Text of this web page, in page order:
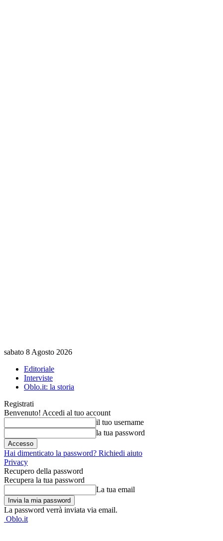
sabato 8 Agosto 2026
Editoriale
Interviste
Oblo.it: la storia
Registrati
Benvenuto! Accedi al tuo account
il tuo username
la tua password
Hai dimenticato la password? Richiedi aiuto
Privacy
Recupero della password
Recupera la tua password
La tua email
La password verrà inviata via email.
Oblo.it